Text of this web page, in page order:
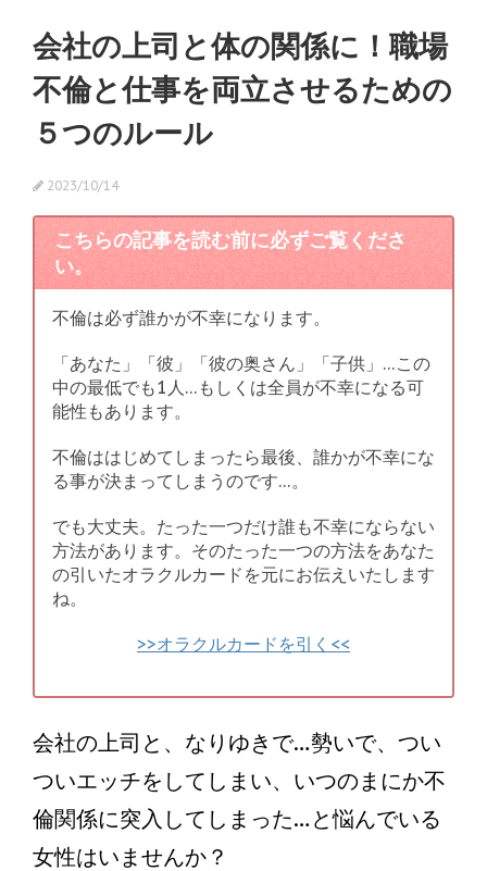
会社の上司と体の関係に！職場
不倫と仕事を両立させるための
５つのルール
2023/10/14
こちらの記事を読む前に必ずご覧くださ
い。
不倫は必ず誰かが不幸になります。
「あなた」「彼」「彼の奥さん」「子供」…この
中の最低でも1人…もしくは全員が不幸になる可
能性もあります。
不倫ははじめてしまったら最後、誰かが不幸にな
る事が決まってしまうのです…。
でも大丈夫。たった一つだけ誰も不幸にならない
方法があります。そのたった一つの方法をあなた
の引いたオラクルカードを元にお伝えいたします
ね。
>>オラクルカードを引く<<
会社の上司と、なりゆきで…勢いで、つい
ついエッチをしてしまい、いつのまにか不
倫関係に突入してしまった…と悩んでいる
女性はいませんか？